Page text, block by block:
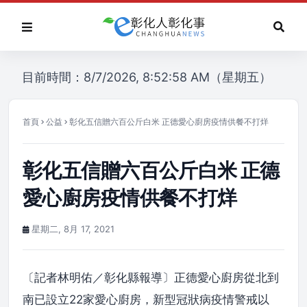
目前時間：8/7/2026, 8:52:58 AM（星期五）
首頁 公益 彰化五信贈六百公斤白米 正德愛心廚房疫情供餐不打烊
彰化五信贈六百公斤白米 正德
愛心廚房疫情供餐不打烊
星期二, 8月 17, 2021
〔記者林明佑／彰化縣報導〕正德愛心廚房從北到
南已設立22家愛心廚房，新型冠狀病疫情警戒以